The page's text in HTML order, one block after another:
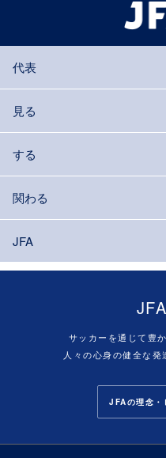
代表
見る
する
関わる
JFA
サッカーを通じて豊
人々の心身の健全な発
JFAの理念・